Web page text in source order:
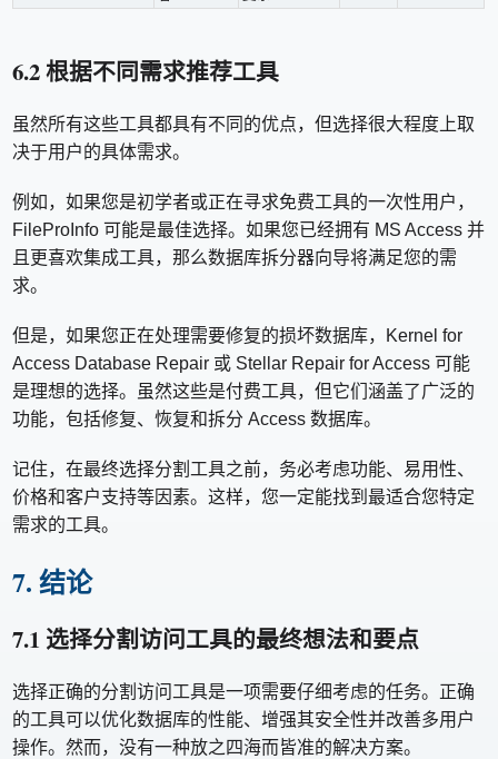
6.2 根据不同需求推荐工具
虽然所有这些工具都具有不同的优点，但选择很大程度上取
决于用户的具体需求。
例如，如果您是初学者或正在寻求免费工具的一次性用户，
FileProInfo 可能是最佳选择。如果您已经拥有 MS Access 并
且更喜欢集成工具，那么数据库拆分器向导将满足您的需
求。
但是，如果您正在处理需要修复的损坏数据库，Kernel for
Access Database Repair 或 Stellar Repair for Access 可能
是理想的选择。虽然这些是付费工具，但它们涵盖了广泛的
功能，包括修复、恢复和拆分 Access 数据库。
记住，在最终选择分割工具之前，务必考虑功能、易用性、
价格和客户支持等因素。这样，您一定能找到最适合您特定
需求的工具。
7. 结论
7.1 选择分割访问工具的最终想法和要点
选择正确的分割访问工具是一项需要仔细考虑的任务。正确
的工具可以优化数据库的性能、增强其安全性并改善多用户
操作。然而，没有一种放之四海而皆准的解决方案。